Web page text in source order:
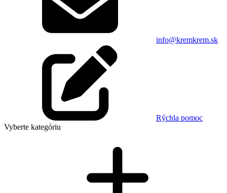
info@kremkrem.sk
Rýchla pomoc
Vyberte kategóriu